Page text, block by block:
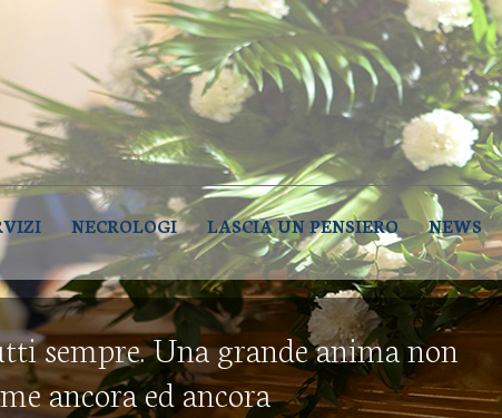
FUNEBRI DE PALMA –
Palma – Lucera (Foggia)
NECROLOGI LASCIA UN PENSIERO NEWS
sempre. Una grande anima non
ancora ed ancora